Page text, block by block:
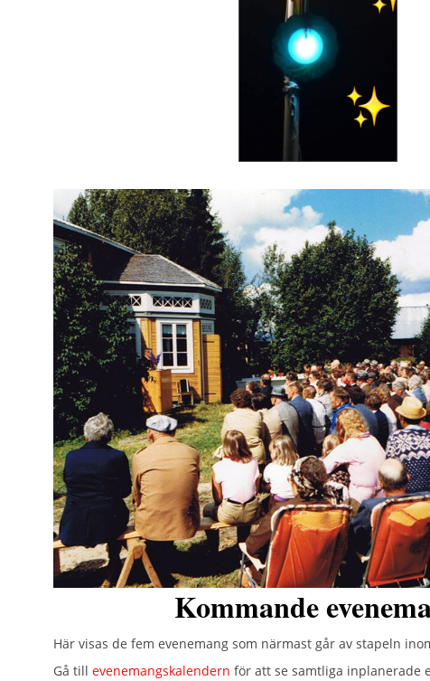
Kommande
Här visas de fem evenemang som närmast går av stapeln
Gå till evenemangskalendern för att se samtliga inplanerade